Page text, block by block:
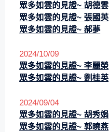
眾多如雲的見證~ 胡德雲
眾多如雲的見證~ 張國英
眾多如雲的見證~ 郝夢
2024/10/09
眾多如雲的見證~ 李麗榮
眾多如雲的見證~ 劉桂英
2024/09/04
眾多如雲的見證~ 胡秀娟
眾多如雲的見證~ 郭曉燕